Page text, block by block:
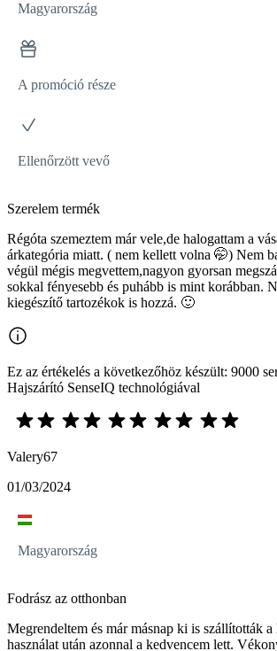
Magyarország
A promóció része
Ellenőrzött vevő
Szerelem termék
Régóta szemeztem már vele,de halogattam a
árkategória miatt. ( nem kellett volna 🤭) Nem
végül mégis megvettem,nagyon gyorsan
sokkal fényesebb és puhább is mint korábban.
kiegészítő tartozékok is hozzá. 🙂
Ez az értékelés a következőhöz készült: 9000
Hajszárító SenseIQ technológiával
Valery67
01/03/2024
Magyarország
Fodrász az otthonban
Megrendeltem és már másnap ki is szállították
használat után azonnal a kedvencem lett.